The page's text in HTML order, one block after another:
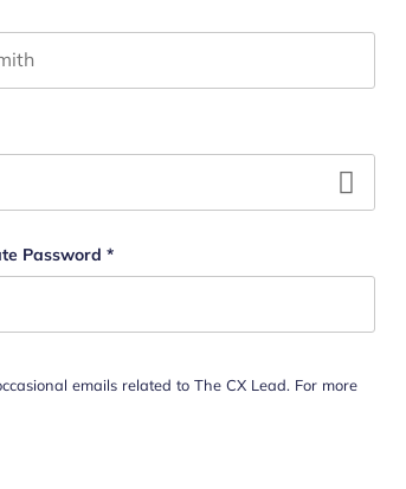
Password *
emails related to The CX Lead. For more